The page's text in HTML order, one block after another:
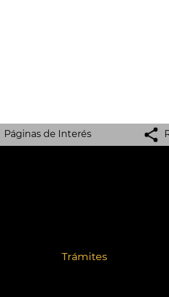
Páginas de Interés
Trámites